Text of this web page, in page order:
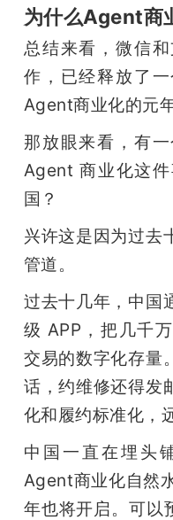
为什么Agent商
总结来看，微信
作，已经释放了
Agent商业化的元年
那放眼来看，有
Agent 商业化这
国？
兴许这是因为过去
管道。
过去十几年，中国
级 APP，把几千
交易的数字化存量
话，约维修还得发
化和履约标准化，
中国一直在埋头
Agent商业化自然
年也将开启。可以